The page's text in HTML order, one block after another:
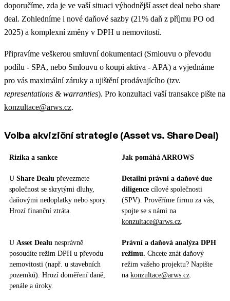
doporučíme, zda je ve vaší situaci výhodnější asset deal nebo share
deal. Zohledníme i nové daňové sazby (21% daň z příjmu PO od
2025) a komplexní změny v DPH u nemovitostí.
Připravíme veškerou smluvní dokumentaci (Smlouvu o převodu
podílu - SPA, nebo Smlouvu o koupi aktiva - APA) a vyjednáme
pro vás maximální záruky a ujištění prodávajícího (tzv.
representations & warranties). Pro konzultaci vaší transakce pište na
konzultace@arws.cz.
Volba akviziční strategie (Asset vs. Share Deal)
Rizika a sankce Jak pomáhá ARROWS
U Share Dealu převezmete
společnost se skrytými dluhy,
daňovými nedoplatky nebo spory.
Hrozí finanční ztráta.
Detailní právní a daňové due
diligence cílové společnosti
(SPV). Prověříme firmu za vás,
spojte se s námi na
konzultace@arws.cz
U Asset Dealu nesprávně
posoudíte režim DPH u převodu
nemovitosti (např. u stavebních
pozemků). Hrozí doměření daně,
penále a úroky.
Právní a daňová analýza DPH
režimu. Chcete znát daňový
režim vašeho projektu? Napište
na konzultace@arws.cz